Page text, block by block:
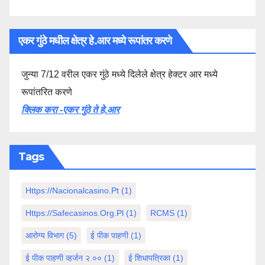
एकर गुंठे मधील क्षेत्र हे.आर मध्ये रूपांतर करणे
जुन्या 7/12 वरील एकर गुंठे मध्ये दिलेले क्षेत्र हेक्टर आर मध्ये
रूपांतरित करणे
क्लिक करा -एकर गुंठे ते हे.आर
Tags
Https://nacionalcasino.pt (1)
Https://safecasinos.org.pl (1) RCMS (1)
आरोग्य विभाग(5) ई पीक पाहणी(1)
ई पीक पाहणी व्हर्जन २.०० (1) ई शिधापत्रिका(1)